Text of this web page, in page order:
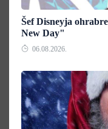
Šef Disneyja
New Day"
06.08.2026.